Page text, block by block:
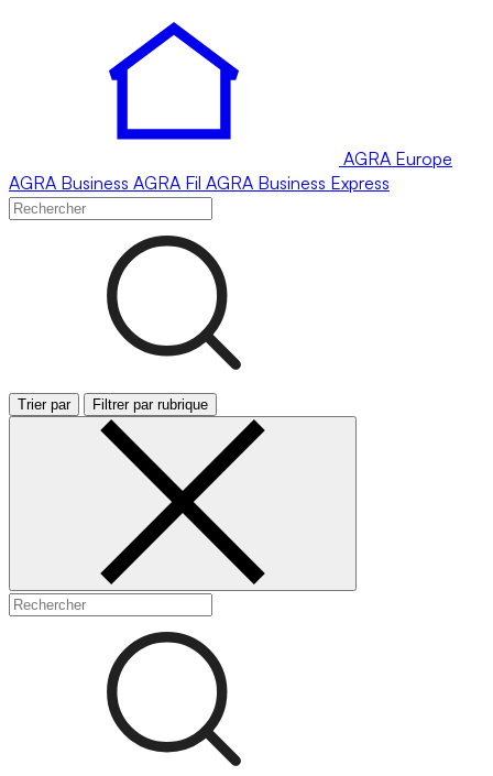
AGRA Europe
AGRA Business AGRA Fil AGRA Business Express
Trier par Filtrer par rubrique